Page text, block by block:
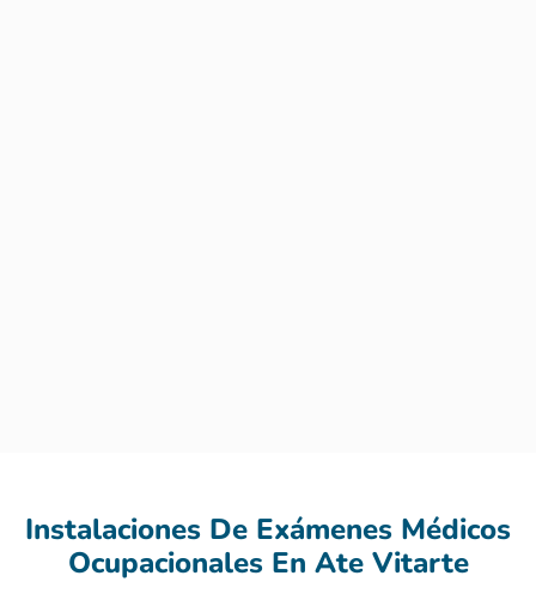
Instalaciones De Exámenes Médicos
Ocupacionales En Ate Vitarte